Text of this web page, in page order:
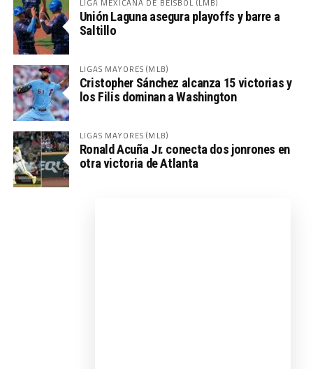
LIGA MEXICANA DE BÉISBOL (LMB)
Unión Laguna asegura playoffs y barre a
Saltillo
LIGAS MAYORES (MLB)
Cristopher Sánchez alcanza 15 victorias y
los Filis dominan a Washington
LIGAS MAYORES (MLB)
Ronald Acuña Jr. conecta dos jonrones en
otra victoria de Atlanta